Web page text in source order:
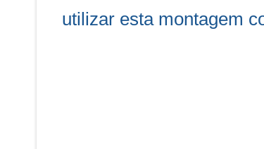
utilizar esta montagem